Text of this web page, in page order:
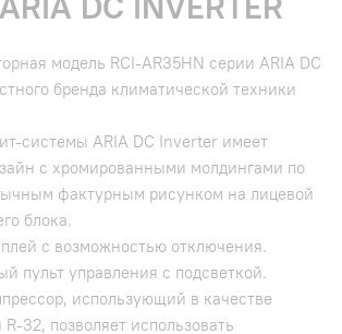
модель RCI-AR35HN серии ARIA DC
бренда климатической техники
системы ARIA DC Inverter имеет
с хромированными молдингами по
фактурным рисунком на лицевой
блока.
с возможностью отключения.
пульт управления с подсветкой.
использующий в качестве
32, позволяет использовать